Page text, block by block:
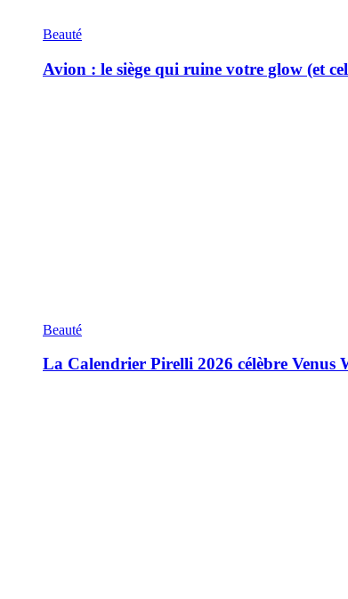
Beauté
Avion : le siège qui ruine votre glow (et
Beauté
La Calendrier Pirelli 2026 célèbre Venus